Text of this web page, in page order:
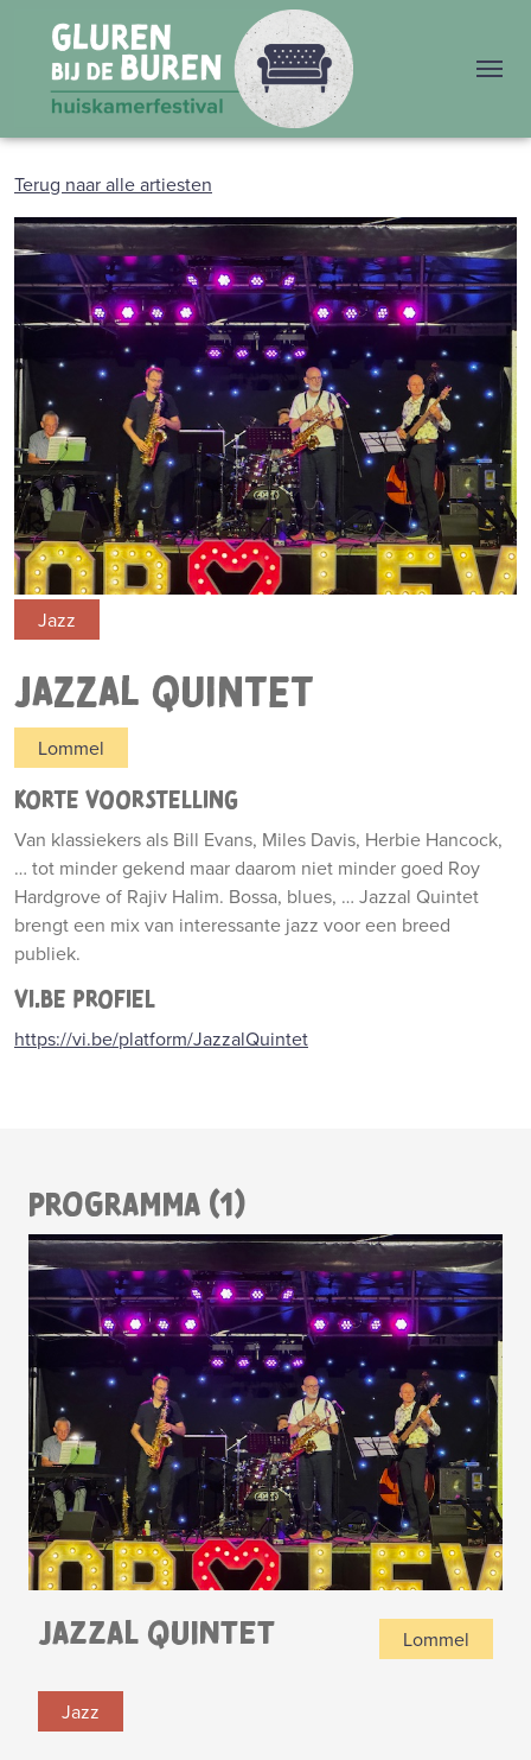
Terug naar alle artiesten
Jazz
JAZZAL QUINTET
Lommel
KORTE VOORSTELLING
Van klassiekers als Bill Evans, Miles Davis, Herbie Hancock,
… tot minder gekend maar daarom niet minder goed Roy
Hardgrove of Rajiv Halim. Bossa, blues, … Jazzal Quintet
brengt een mix van interessante jazz voor een breed
publiek.
VI.BE PROFIEL
https://vi.be/platform/JazzalQuintet
PROGRAMMA (1)
JAZZAL QUINTET Lommel
Jazz